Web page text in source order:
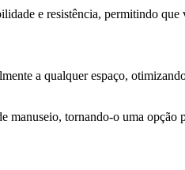
e resistência, permitindo
a qualquer espaço,
manuseio, tornando-o uma opção